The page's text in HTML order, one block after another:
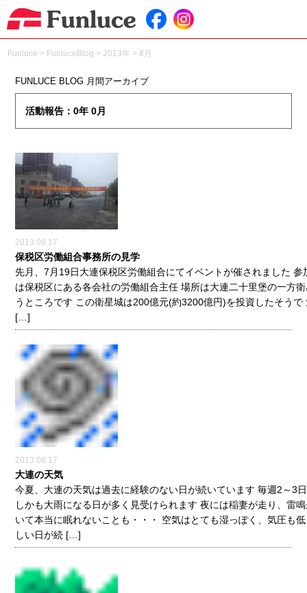
Funluce > FunluceBlog > 2013年 > 8月
FUNLUCE BLOG 月間アーカイブ
活動報告：0年 0月
2013.08.17
保税区労働組合事務所の見学
先月、7月19日大連保税区労働組合にてイベントが催されました 参
は保税区にある各会社の労働組合主任 場所は大連二十里堡の一方
うところです この衛星城は200億元(約3200億円)を投資したそうで
[…]
2013.08.17
大連の天気
今夏、大連の天気は過去に経験のない日が続いています 毎週2～3
しかも大雨になる日が多く見受けられます 夜には稲妻が走り、雷
いて本当に眠れないことも・・・ 空気はとても湿っぽく、気圧も
しい日が続 […]